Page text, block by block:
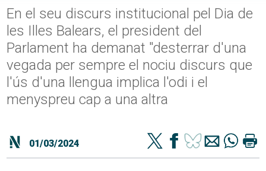
En el seu discurs institucional pel Dia de
les Illes Balears, el president del
Parlament ha demanat "desterrar d'una
vegada per sempre el nociu discurs que
l'ús d'una llengua implica l'odi i el
menyspreu cap a una altra
01/03/2024